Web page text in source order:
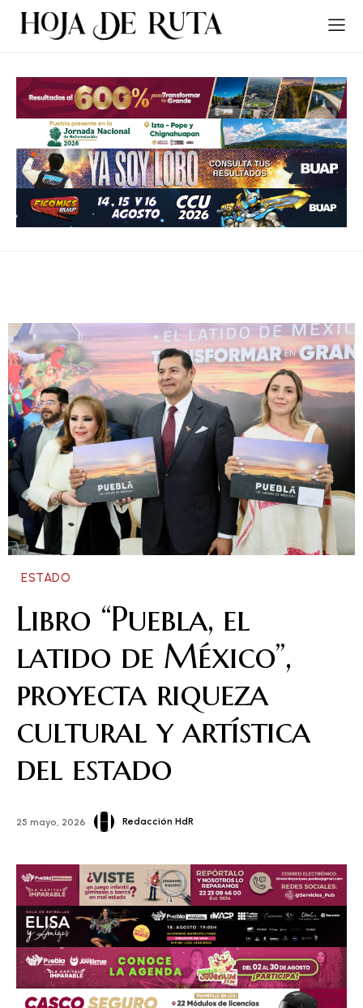
ESTADO
Libro “Puebla, el
latido de México”,
proyecta riqueza
cultural y artística
del estado
25 mayo, 2026 Redacción HdR